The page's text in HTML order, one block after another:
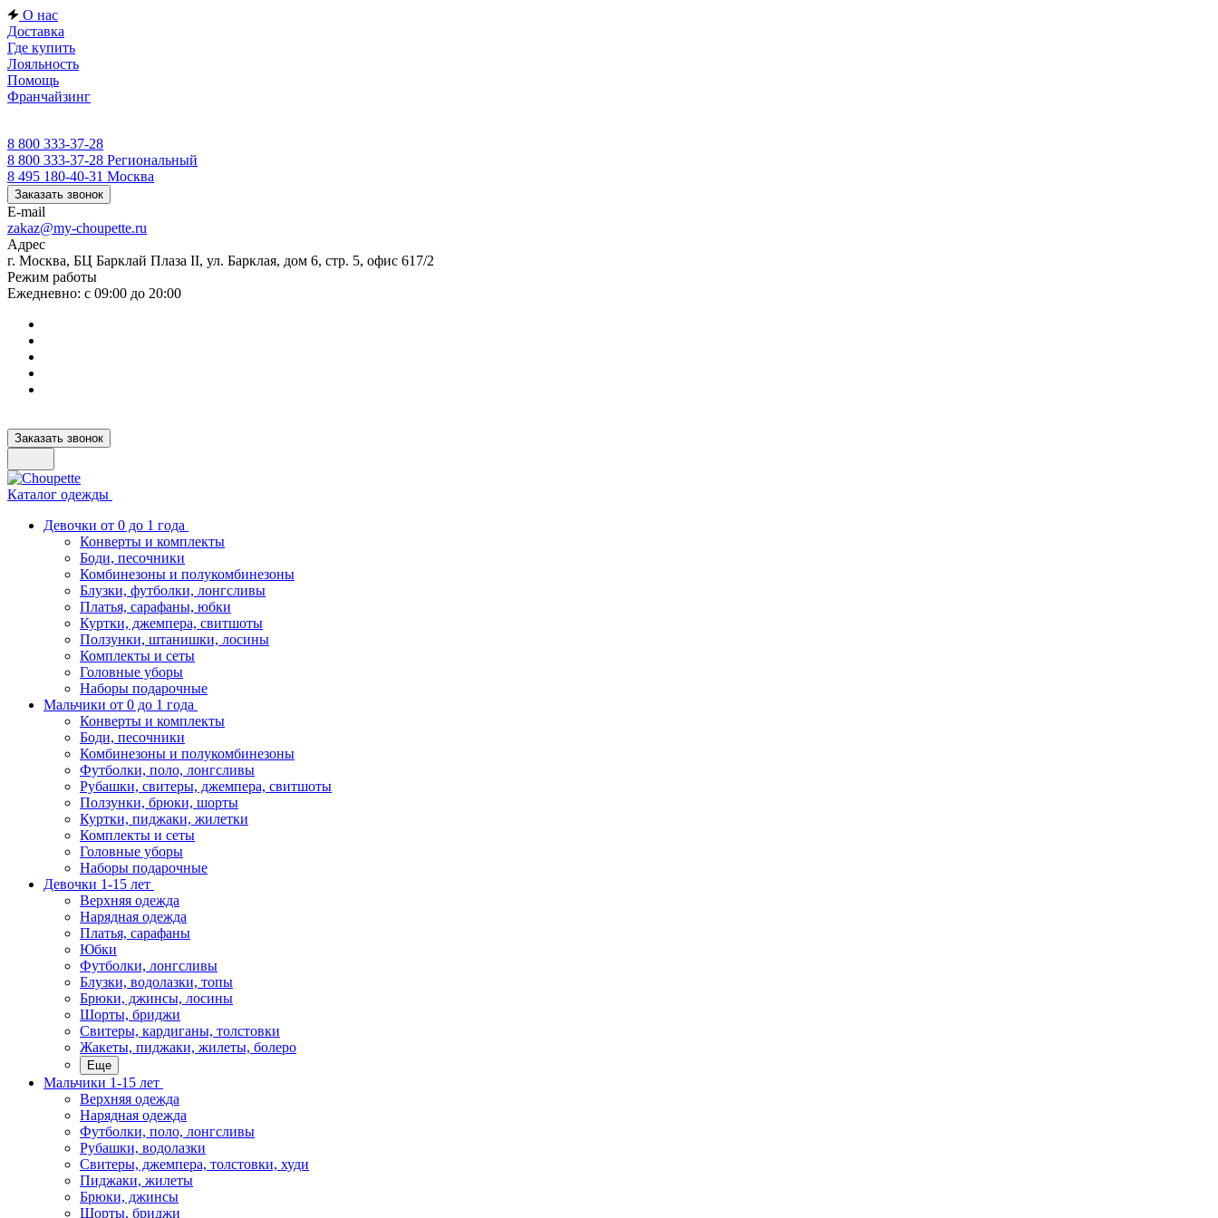
О нас
Доставка
Где купить
Лояльность
Помощь
Франчайзинг
8 800 333-37-28
8 800 333-37-28 Региональный
8 495 180-40-31 Москва
Заказать звонок
E-mail
zakaz@my-choupette.ru
Адрес
г. Москва, БЦ Барклай Плаза II, ул. Барклая, дом 6, стр. 5, офис 617/2
Режим работы
Ежедневно: с 09:00 до 20:00
Заказать звонок
Каталог одежды
Девочки от 0 до 1 года
Конверты и комплекты
Боди, песочники
Комбинезоны и полукомбинезоны
Блузки, футболки, лонгсливы
Платья, сарафаны, юбки
Куртки, джемпера, свитшоты
Ползунки, штанишки, лосины
Комплекты и сеты
Головные уборы
Наборы подарочные
Мальчики от 0 до 1 года
Конверты и комплекты
Боди, песочники
Комбинезоны и полукомбинезоны
Футболки, поло, лонгсливы
Рубашки, свитеры, джемпера, свитшоты
Ползунки, брюки, шорты
Куртки, пиджаки, жилетки
Комплекты и сеты
Головные уборы
Наборы подарочные
Девочки 1-15 лет
Верхняя одежда
Нарядная одежда
Платья, сарафаны
Юбки
Футболки, лонгсливы
Блузки, водолазки, топы
Брюки, джинсы, лосины
Шорты, бриджи
Свитеры, кардиганы, толстовки
Жакеты, пиджаки, жилеты, болеро
Еще
Мальчики 1-15 лет
Верхняя одежда
Нарядная одежда
Футболки, поло, лонгсливы
Рубашки, водолазки
Свитеры, джемпера, толстовки, худи
Пиджаки, жилеты
Брюки, джинсы
Шорты, бриджи